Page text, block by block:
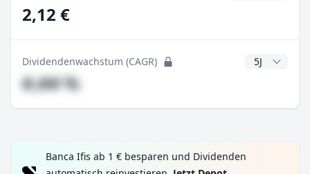
2,12 €
Dividendenwachstum (CAGR) CAGR Jahre
#,## %
Banca Ifis ab 1 € besparen und Dividenden